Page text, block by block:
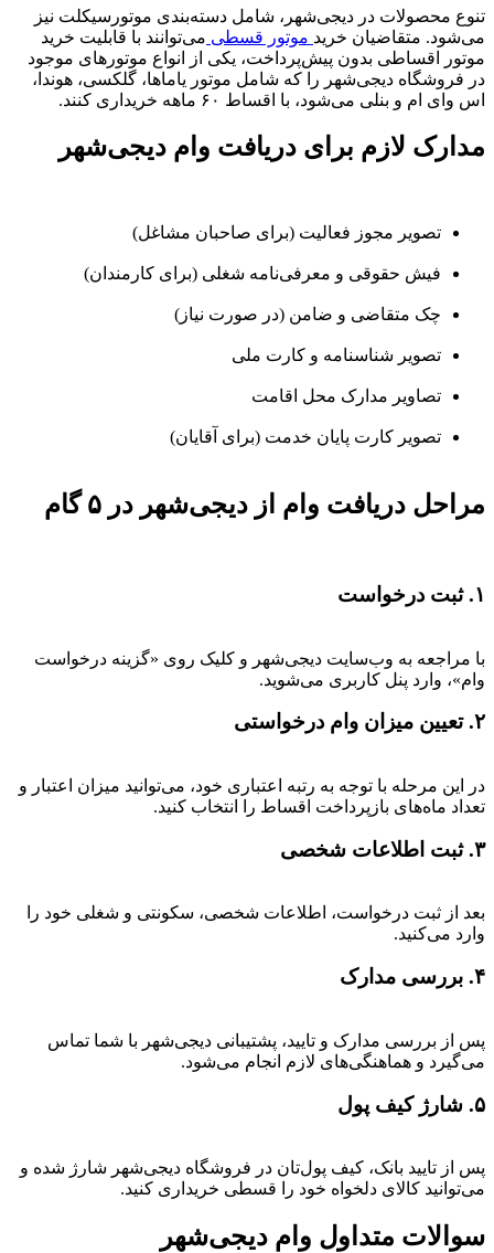
تنوع محصولات در دیجی‌شهر، شامل دسته‌بندی موتورسیکلت نیز
می‌شود. متقاضیان خرید موتور قسطی می‌توانند با قابلیت خرید
موتور اقساطی بدون پیش‌پرداخت، یکی از انواع موتورهای موجود
در فروشگاه دیجی‌شهر را که شامل موتور یاماها، گلکسی، هوندا،
اس وای ام و بنلی می‌شود، با اقساط ۶۰ ماهه خریداری کنند.
مدارک لازم برای دریافت وام دیجی‌شهر
تصویر مجوز فعالیت (برای صاحبان مشاغل)
فیش حقوقی و معرفی‌نامه شغلی (برای کارمندان)
چک متقاضی و ضامن (در صورت نیاز)
تصویر شناسنامه و کارت ملی
تصاویر مدارک محل اقامت
تصویر کارت پایان خدمت (برای آقایان)
مراحل دریافت وام از دیجی‌شهر در ۵ گام
۱. ثبت درخواست
با مراجعه به وب‌سایت دیجی‌شهر و کلیک روی «گزینه درخواست
وام»، وارد پنل کاربری می‌شوید.
۲. تعیین میزان وام درخواستی
در این مرحله با توجه به رتبه اعتباری خود، می‌توانید میزان اعتبار و
تعداد ماه‌های بازپرداخت اقساط را انتخاب کنید.
۳. ثبت اطلاعات شخصی
بعد از ثبت درخواست، اطلاعات شخصی، سکونتی و شغلی خود را
وارد می‌کنید.
۴. بررسی مدارک
پس از بررسی مدارک و تایید، پشتیبانی دیجی‌شهر با شما تماس
می‌گیرد و هماهنگی‌های لازم انجام می‌شود.
۵. شارژ کیف پول
پس از تایید بانک، کیف پول‌تان در فروشگاه دیجی‌شهر شارژ شده و
می‌توانید کالای دلخواه خود را قسطی خریداری کنید.
سوالات متداول وام دیجی‌شهر